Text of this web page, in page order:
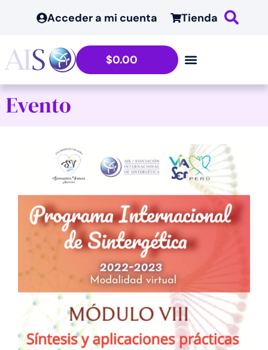
Acceder a mi cuenta Tienda
$0.00
Evento